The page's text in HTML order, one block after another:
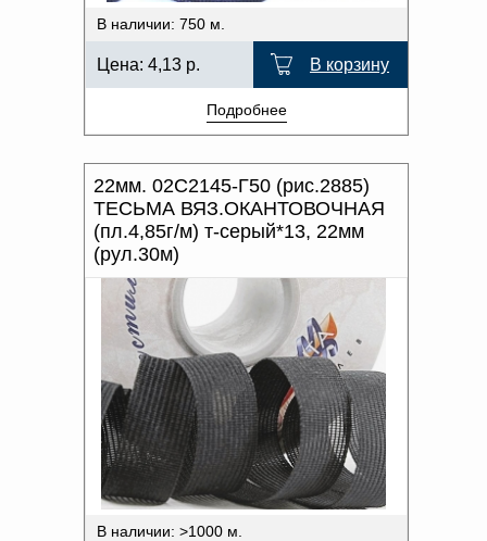
Новости | СтатьиВ наличии: 750 м.
Цена: 4,13 р. В корзину
Подробнее
22мм. 02С2145-Г50 (рис.2885)
ТЕСЬМА ВЯЗ.ОКАНТОВОЧНАЯ
(пл.4,85г/м) т-серый*13, 22мм
(рул.30м)
В наличии: >1000 м.
в
корзину